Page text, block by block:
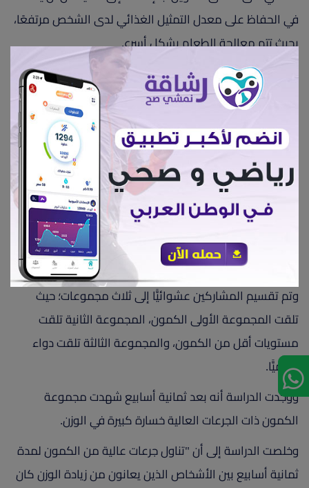
في الحفاظ على معدل التمثيل الغذائي لدى الشخص مرتفعًا،
بحيث تتم معالجة الطعام بشكل أسرع.
و تم تحليل آثار تناول الزنجبيل على فقدان الوزن لدى الأشخاص
الذين يعانون من زيادة الوزن والسمنة.
وأظهرت الدراسة أن تناول الزنجبيل يقلل بشكل ملحوظ من
وزن الجسم ودهون البطن.
الكمون
تم التحقيق في قدرة الكمون على فقدان الدهون الحشوية.
وأجريت التجربة السريرية العشوائية على 72 شخصًا يعانون من
زيادة الوزن، والذين تتراوح أعمارهم بين 18 و50 عامًا.
وتم تقسيم المشاركين عشوائيًّا إلى ثلاث مجموعات؛ حيث
تلقت المجموعة الأولى الكمون، المجموعة الثانية تلقت
مستويات أقل من الكمون، والمجموعة الثالثة تلقت دواء
وهميًّا.
ووجدت الدراسة أنه بعد ثمانية أسابيع شهدت مجموعة
الكمون ذات الجرعات العالية خسارة كبيرة في الوزن.
وخلصت الدراسة إلى أن "تناول جرعات عالية من الكمون لمدة
ثمانية أسابيع بين الأشخاص الذين يعانون من زيادة الوزن كان